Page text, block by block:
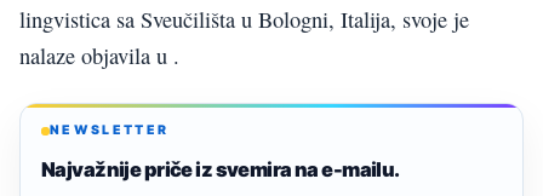
lingvistica sa Sveučilišta u Bologni, Italija, svoje je
nalaze objavila u .
NEWSLETTER
Najvažnije priče iz svemira na e-mailu.